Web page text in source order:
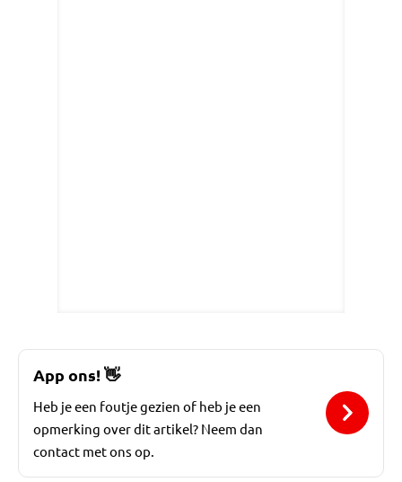
App ons!👋
Heb je een foutje gezien of heb je een
opmerking over dit artikel? Neem dan
contact met ons op.